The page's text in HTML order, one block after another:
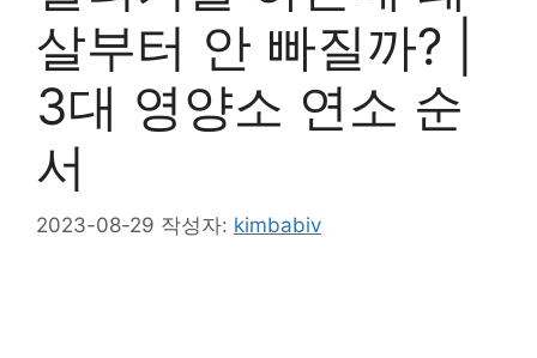
살부터 안 빠질까? |
3대 영양소 연소 순
서
2023-08-29 작성자: kimbabiv